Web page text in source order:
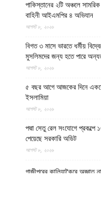
পাকিস্তানের ২টি অঞ্চলে
বাহিনী আইএমপির ৪ অভিযান
আগস্ট ৮, ২০২৬
বিগত ৩ মাসে ভারতে ধর্মীয়
মুসলিমদের জন্য হতে পারে
আগস্ট ৮, ২০২৬
৫ বছর আগে আজকের দিনে
ইসলামিয়া
আগস্ট ৮, ২০২৬
পদ্মা সেতু রেল সংযোগে প্রকল্পে
পেয়েছে সরকারি অডিট
আগস্ট ৮, ২০২৬
গাজীপুরের কালিয়াকৈরে অজ্ঞাত